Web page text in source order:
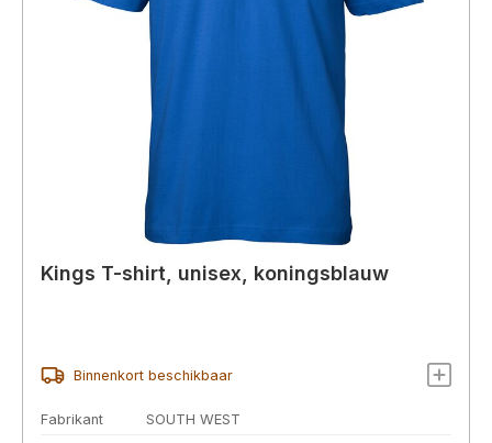
Kings T-shirt, unisex, koningsblauw
Binnenkort beschikbaar
Fabrikant
SOUTH WEST